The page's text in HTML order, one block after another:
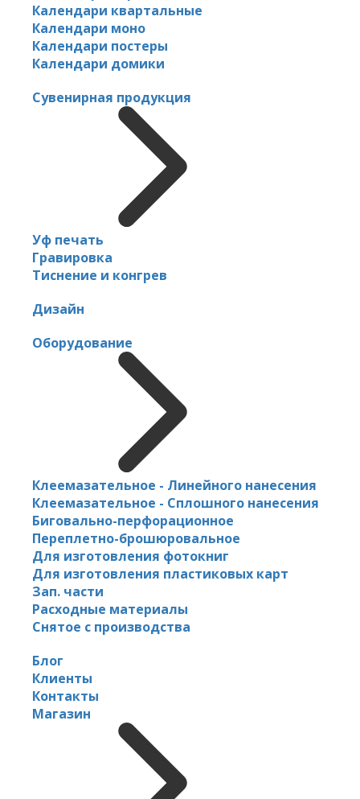
Календари квартальные
Календари моно
Календари постеры
Календари домики
Сувенирная продукция
Уф печать
Гравировка
Тиснение и конгрев
Дизайн
Оборудование
Клеемазательное - Линейного нанесения
Клеемазательное - Сплошного нанесения
Биговально-перфорационное
Переплетно-брошюровальное
Для изготовления фотокниг
Для изготовления пластиковых карт
Зап. части
Расходные материалы
Снятое с производства
Блог
Клиенты
Контакты
Магазин